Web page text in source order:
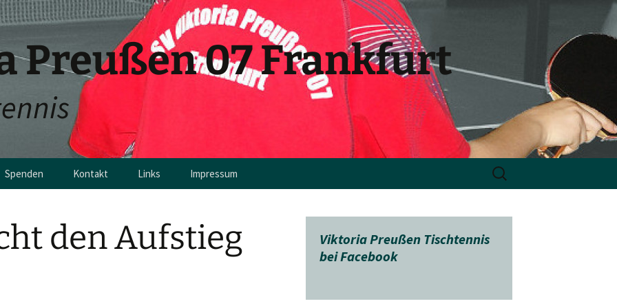
Preußen 07 Frankfurt
Spenden Kontakt Links Impressum
Suchen
nach:
den Aufstieg
Viktoria Preußen Tischtennis
bei Facebook